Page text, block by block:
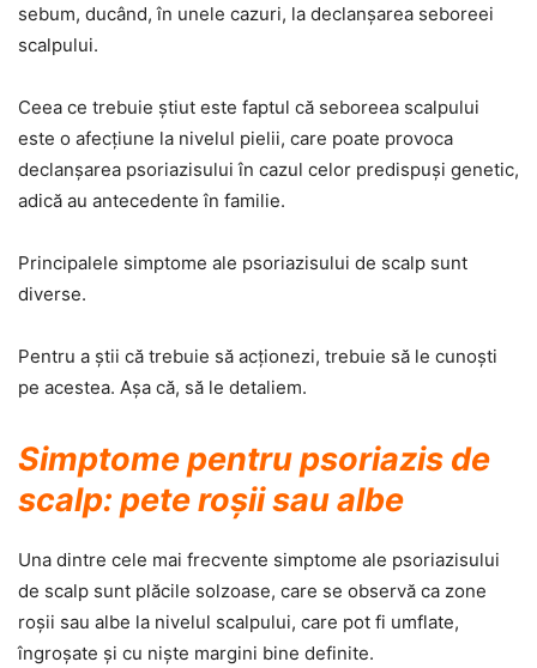
sebum, ducând, în unele cazuri, la declanşarea seboreei
scalpului.
Ceea ce trebuie ştiut este faptul că seboreea scalpului
este o afecţiune la nivelul pielii, care poate provoca
declanşarea psoriazisului în cazul celor predispuşi genetic,
adică au antecedente în familie.
Principalele simptome ale psoriazisului de scalp sunt
diverse.
Pentru a ştii că trebuie să acţionezi, trebuie să le cunoşti
pe acestea. Aşa că, să le detaliem.
Simptome pentru psoriazis de
scalp: pete roşii sau albe
Una dintre cele mai frecvente simptome ale psoriazisului
de scalp sunt plăcile solzoase, care se observă ca zone
roşii sau albe la nivelul scalpului, care pot fi umflate,
îngroşate şi cu nişte margini bine definite.